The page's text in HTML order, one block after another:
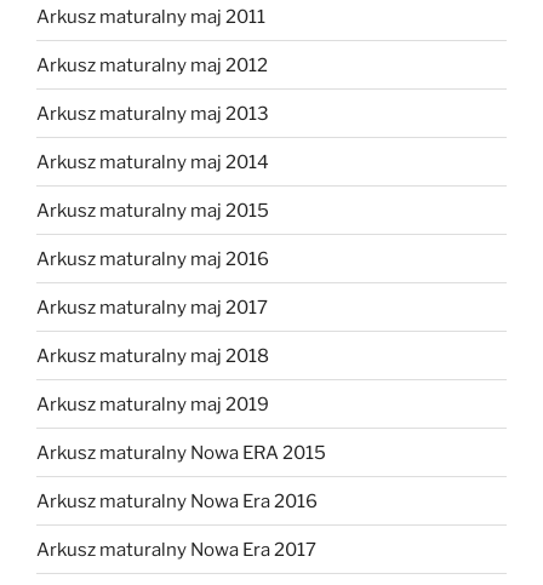
Arkusz maturalny maj 2011
Arkusz maturalny maj 2012
Arkusz maturalny maj 2013
Arkusz maturalny maj 2014
Arkusz maturalny maj 2015
Arkusz maturalny maj 2016
Arkusz maturalny maj 2017
Arkusz maturalny maj 2018
Arkusz maturalny maj 2019
Arkusz maturalny Nowa ERA 2015
Arkusz maturalny Nowa Era 2016
Arkusz maturalny Nowa Era 2017